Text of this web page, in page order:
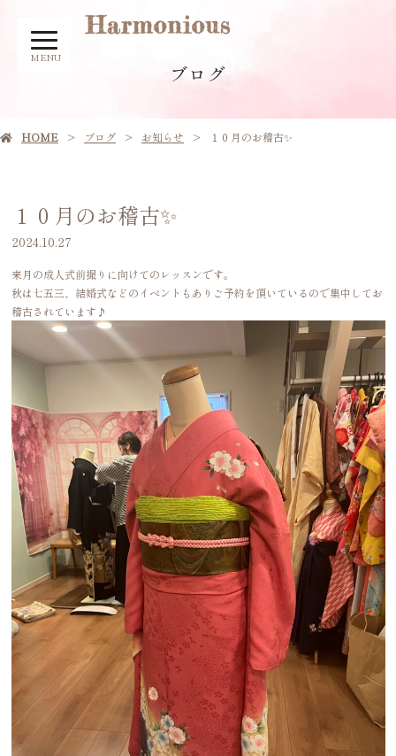
MENU
ブログ
HOME ブログ お知らせ １０月のお稽古✨
１０月のお稽古✨
2024.10.27
来月の成人式前撮りに向けてのレッスンです。
秋は七五三、結婚式などのイベントもありご予約を頂いているので集中してお
稽古されています♪